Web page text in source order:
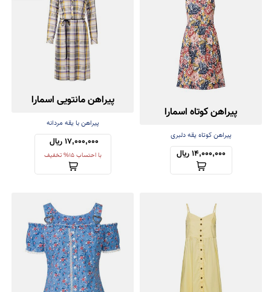
پیراهن کوتاه اسمارا
پیراهن کوتاه یقه دلبری
14,000,000 ریال
پیراهن مانتویی اسمارا
پیراهن با یقه مردانه
17,000,000 ریال
با احتساب 15% تخفیف